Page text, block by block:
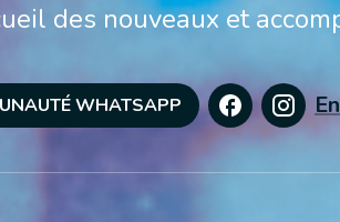
des nouveaux et
WHATSAPP